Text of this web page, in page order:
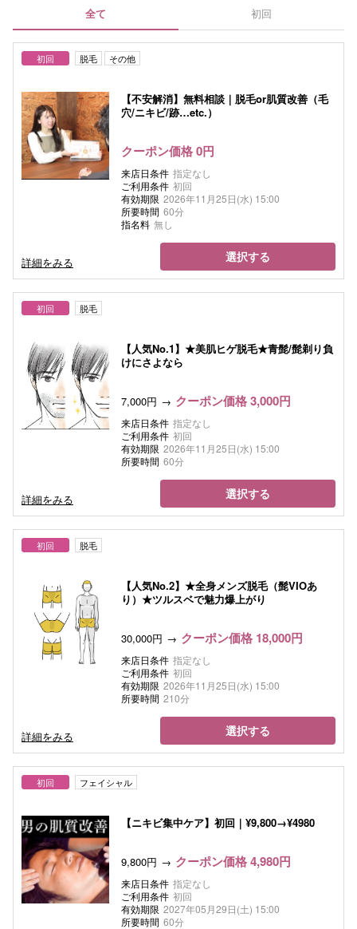
全て 初回
初回 脱毛 その他
【不安解消】無料相談｜脱毛or肌質改善（毛
穴/ニキビ/跡…etc.）
クーポン価格 0円
来店日条件 指定なし
ご利用条件 初回
有効期限 2026年11月25日(水) 15:00
所要時間 60分
指名料 無し
詳細をみる 選択する
初回 脱毛
【人気No.1】★美肌ヒゲ脱毛★青髭/髭剃り負
けにさよなら
7,000円 クーポン価格 3,000円
来店日条件 指定なし
ご利用条件 初回
有効期限 2026年11月25日(水) 15:00
所要時間 60分
詳細をみる 選択する
初回 脱毛
【人気No.2】★全身メンズ脱毛（髭VIOあ
り）★ツルスベで魅力爆上がり
30,000円 クーポン価格 18,000円
来店日条件 指定なし
ご利用条件 初回
有効期限 2026年11月25日(水) 15:00
所要時間 210分
詳細をみる 選択する
初回 フェイシャル
【ニキビ集中ケア】初回｜¥9,800→¥4980
9,800円 クーポン価格 4,980円
来店日条件 指定なし
ご利用条件 初回
有効期限 2027年05月29日(土) 15:00
所要時間 60分